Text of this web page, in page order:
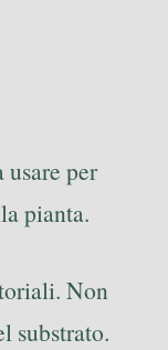
per
pianta.
Non
substrato.